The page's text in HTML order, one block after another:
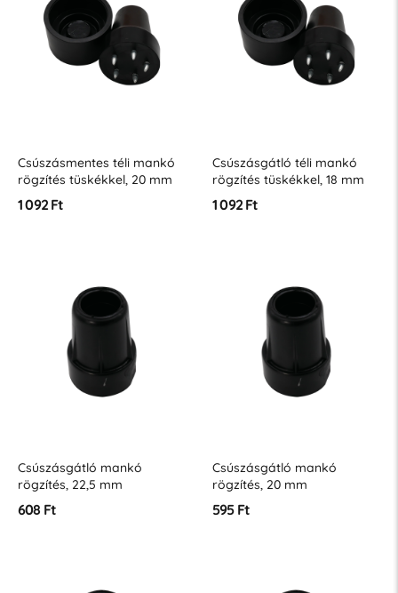
Csúszásmentes téli mankó
rögzítés tüskékkel, 20 mm
1 092 Ft
Csúszásgátló téli mankó
rögzítés tüskékkel, 18 mm
1 092 Ft
Csúszásgátló mankó
rögzítés, 22,5 mm
608 Ft
Csúszásgátló mankó
rögzítés, 20 mm
595 Ft